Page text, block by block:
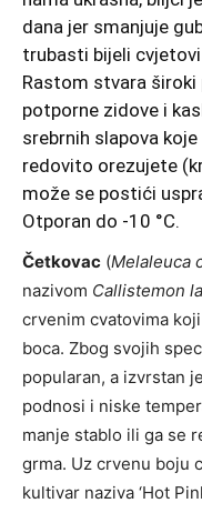
dana jer smanjuje
trubasti bijeli
Rastom stvara široki
potporne zidove i
srebrnih slapova
redovito orezujete
može se postići
Otporan do -10 °C.
Četkovac (Melaleuca
nazivom Callistemon
crvenim cvatovima
boca. Zbog svojih
popularan, a izvrstan
podnosi i niske
manje stablo ili ga se
grma. Uz crvenu boju
kultivar naziva ‘Hot